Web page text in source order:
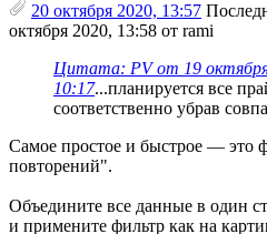
20 октября 2020, 13:57
октября 2020, 13:58 от rami
Цитата: PV от 19
10:17...планируется все
соответственно убрав
Самое простое и быстрое — это
повторений".
Объедините все данные в один
и примените фильтр как на